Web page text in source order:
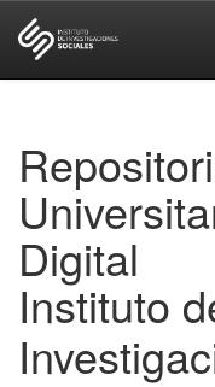
Digital
Instituto